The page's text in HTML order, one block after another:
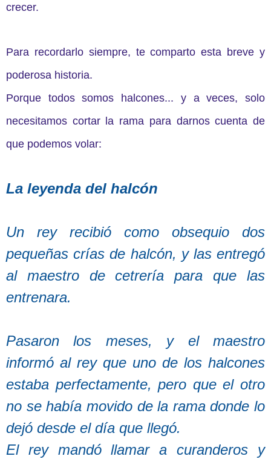
crecer.
Para recordarlo siempre, te comparto esta breve y
poderosa historia.
Porque todos somos halcones... y a veces, solo
necesitamos cortar la rama para darnos cuenta de
que podemos volar:
La leyenda del halcón
Un rey recibió como obsequio dos
pequeñas crías de halcón, y las entregó
al maestro de cetrería para que las
entrenara.
Pasaron los meses, y el maestro
informó al rey que uno de los halcones
estaba perfectamente, pero que el otro
no se había movido de la rama donde lo
dejó desde el día que llegó.
El rey mandó llamar a curanderos y